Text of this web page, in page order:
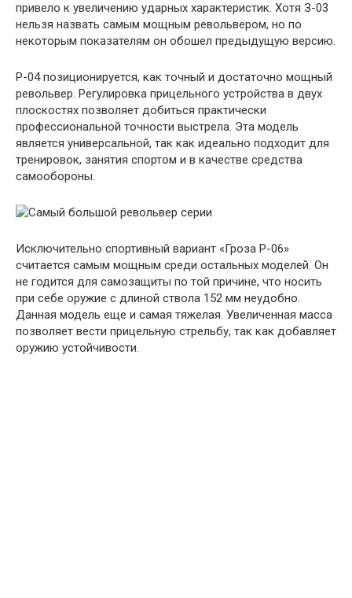
привело к увеличению ударных характеристик. Хотя З-03
нельзя назвать самым мощным револьвером, но по
некоторым показателям он обошел предыдущую версию.
Р-04 позиционируется, как точный и достаточно мощный
револьвер. Регулировка прицельного устройства в двух
плоскостях позволяет добиться практически
профессиональной точности выстрела. Эта модель
является универсальной, так как идеально подходит для
тренировок, занятия спортом и в качестве средства
самообороны.
Исключительно спортивный вариант «Гроза Р-06»
считается самым мощным среди остальных моделей. Он
не годится для самозащиты по той причине, что носить
при себе оружие с длиной ствола 152 мм неудобно.
Данная модель еще и самая тяжелая. Увеличенная масса
позволяет вести прицельную стрельбу, так как добавляет
оружию устойчивости.